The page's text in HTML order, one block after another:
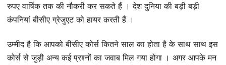
रुपए वार्षिक तक की नौकरी कर सकते हैं । देश दुनिया की बड़ी बड़ी
कंपनियां बीसीए ग्रेजुएट को हायर करती हैं ।
उम्मीद है कि आपको बीसीए कोर्स कितने साल का होता है के साथ साथ इस
कोर्स से जुड़ी अन्य कई प्रश्नों का जवाब मिल गया होगा । अगर आपके मन